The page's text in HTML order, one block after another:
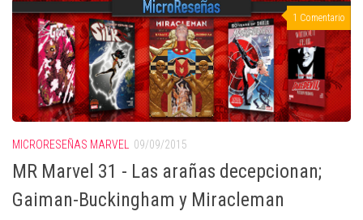
1 Comentario
MICRORESEÑAS MARVEL 09/09/2015
MR Marvel 31 - Las arañas decepcionan;
Gaiman-Buckingham y Miracleman